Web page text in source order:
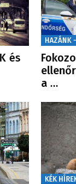
és
HAZÁNK
a …
KÉK